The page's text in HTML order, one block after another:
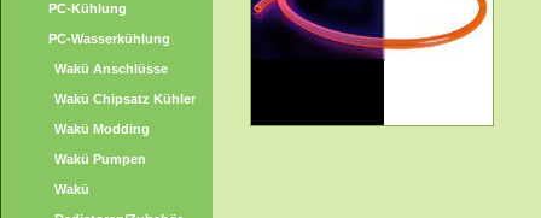
PC-Kühlung
PC-Wasserkühlung
Wakü Anschlüsse
Wakü Chipsatz Kühler
Wakü Modding
Wakü Pumpen
Wakü